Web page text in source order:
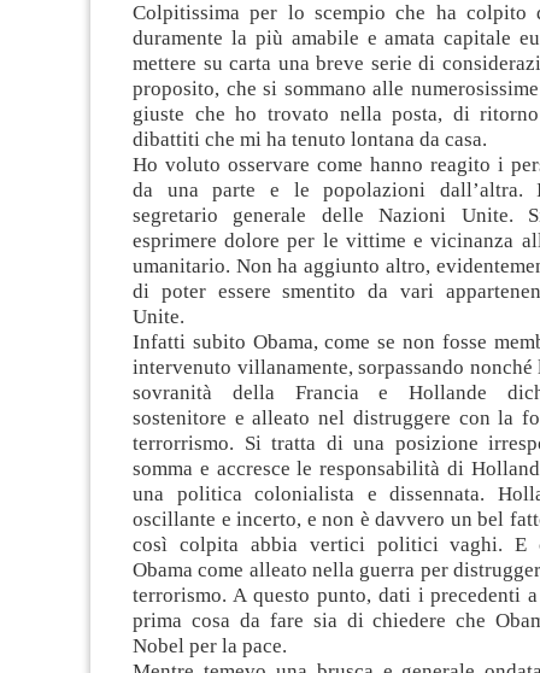
Colpitissima per lo scempio che ha
duramente la più amabile e amata capitale
mettere su carta una breve serie di
proposito, che si sommano alle
giuste che ho trovato nella posta, di
dibattiti che mi ha tenuto lontana da casa.
Ho voluto osservare come hanno reagito i
da una parte e le popolazioni dall’altra.
segretario generale delle Nazioni Unite.
esprimere dolore per le vittime e vicinanza
umanitario. Non ha aggiunto altro,
di poter essere smentito da vari
Unite.
Infatti subito Obama, come se non fosse
intervenuto villanamente, sorpassando nonché
sovranità della Francia e Hollande
sostenitore e alleato nel distruggere con la
terrorrismo. Si tratta di una posizione
somma e accresce le responsabilità di
una politica colonialista e dissennata.
oscillante e incerto, e non è davvero un bel
così colpita abbia vertici politici vaghi. E
Obama come alleato nella guerra per
terrorismo. A questo punto, dati i precedenti
prima cosa da fare sia di chiedere che
Nobel per la pace.